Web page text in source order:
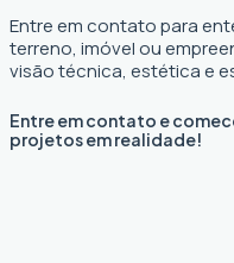
Entre em contato para
terreno, imóvel ou
visão técnica, estética e
Entre em contato e
projetos em realidade!